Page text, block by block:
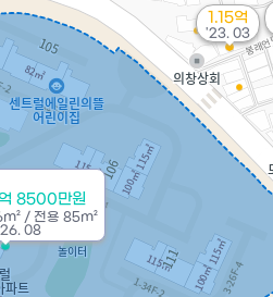
8500만원
/ 전용 85m²
08
1.15억
'23. 03